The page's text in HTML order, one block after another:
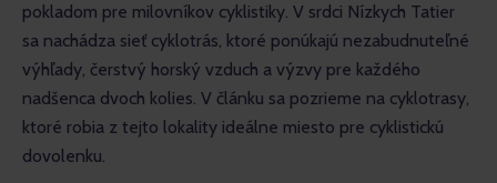
pokladom pre milovníkov cyklistiky. V srdci Nízkych Tatier
sa nachádza sieť cyklotrás, ktoré ponúkajú nezabudnuteľné
výhľady, čerstvý horský vzduch a výzvy pre každého
nadšenca dvoch kolies. V článku sa pozrieme na cyklotrasy,
ktoré robia z tejto lokality ideálne miesto pre cyklistickú
dovolenku.